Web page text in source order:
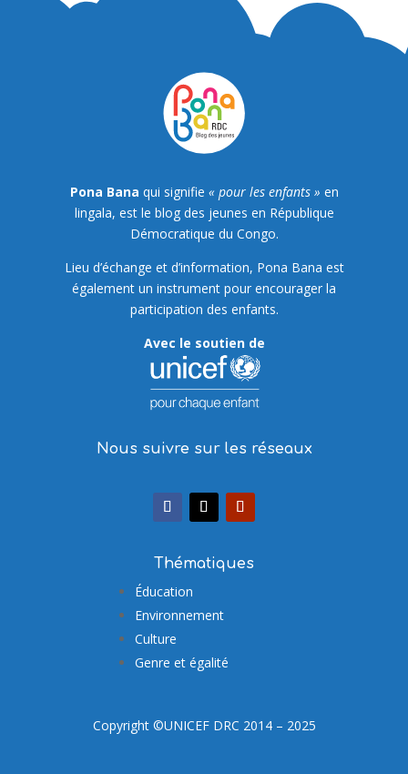
Pona Bana qui signifie « pour les enfants » en
lingala, est le blog des jeunes en République
Démocratique du Congo.
Lieu d’échange et d’information, Pona Bana est
également un instrument pour encourager la
participation des enfants.
Avec le soutien de
Nous suivre sur les réseaux
Thématiques
Éducation
Environnement
Culture
Genre et égalité
Copyright ©UNICEF DRC 2014 – 2025